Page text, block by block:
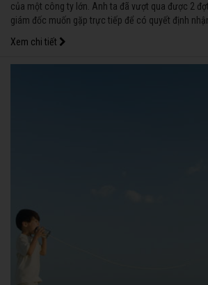
của một công ty lớn. Anh ta đã vượt qua được 2
giám đốc muốn gặp trực tiếp để có quyết định
trung học đến các chương trình nghiên cứu sau
không năm nào mà anh không hoàn thành vượt
Xem chi tiết